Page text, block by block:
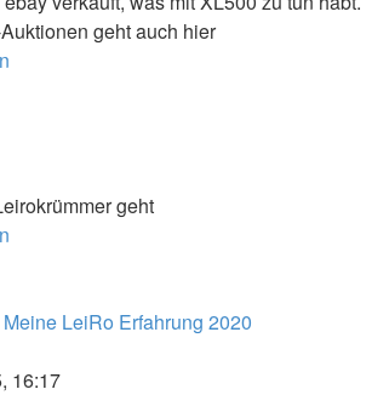
geht auch hier
geht
LeiRo Erfahrung 2020
16:17